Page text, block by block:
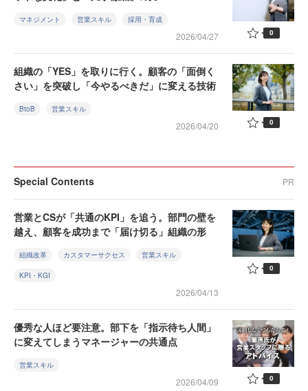
マネジメント 営業スキル 採用・育成
2026/04/27 0
組織の「YES」を取りに行く。顧客の「面倒く
さい」を突破し「今やるべきだ」に変える技術
BtoB 営業スキル
2026/04/20 0
Special Contents PR
営業とCSが「共通のKPI」を追う。部門の壁を
越え、顧客を成功まで「届け切る」組織の形
組織改革 カスタマーサクセス 営業スキル
KPI・KGI
2026/04/13
0
優秀な人ほど要注意。部下を「指示待ち人間」
に変えてしまうマネージャーの共通点
営業スキル
2026/04/09 0